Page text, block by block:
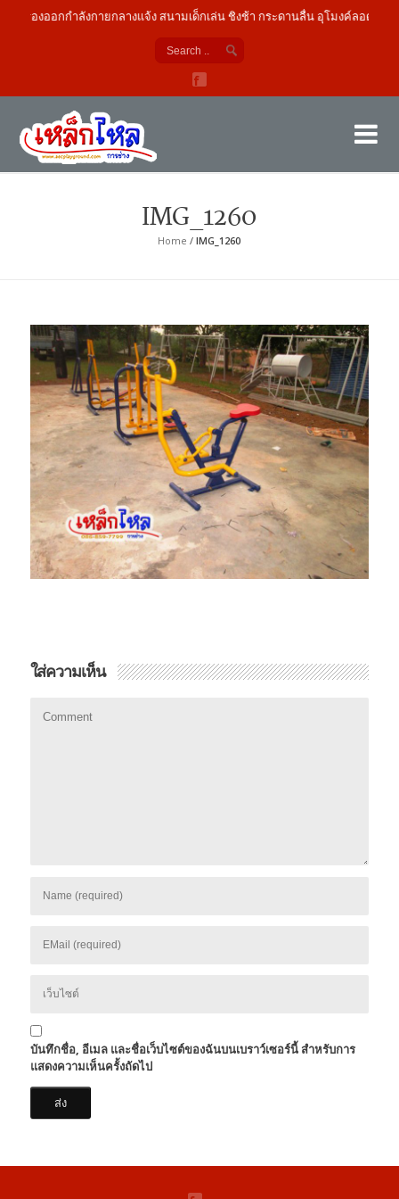
เครื่องออกกำลังกายกลางแจ้ง สนามเด็กเล่น ชิงช้า กระดานลื่น อุโมงค์ลอด
IMG_1260
Home /IMG_1260
ใส่ความเห็น
บันทึกชื่อ, อีเมล และชื่อเว็บไซต์ของฉันบนเบราว์เซอร์นี้ สำหรับการ
แสดงความเห็นครั้งถัดไป